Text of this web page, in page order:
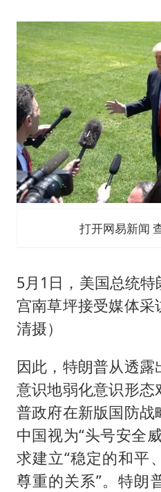
打开网易新闻
5月1日，美国总统
宫南草坪接受媒体
清摄）
因此，特朗普从透
意识地弱化意识形态
普政府在新版国防
中国视为“头号安全
求建立“稳定的和平
尊重的关系”。特朗